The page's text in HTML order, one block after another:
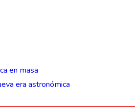
en masa
era astronómica